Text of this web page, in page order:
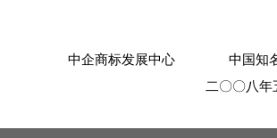
中企商标发展中心 中国知名
二〇〇